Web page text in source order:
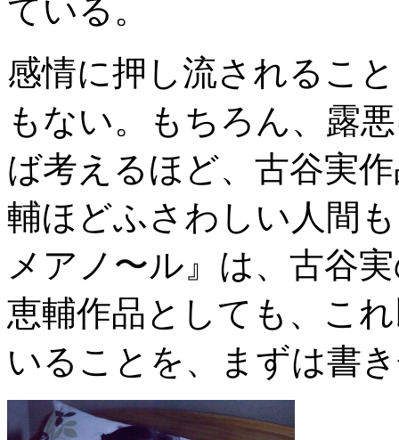
ている。
感情に押し流されるこ
もない。もちろん、露
ば考えるほど、古谷実
輔ほどふさわしい人間
メアノ〜ル』は、古谷
恵輔作品としても、こ
いることを、まずは書